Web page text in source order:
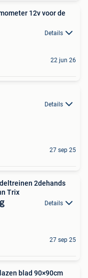
12v voor de
Details
22 jun 26
Details
27 sep 25
2dehands
Trix
Details
27 sep 25
blad 90×90cm